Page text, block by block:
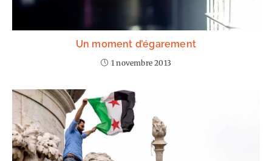
Un moment d’égarement
1 novembre 2013